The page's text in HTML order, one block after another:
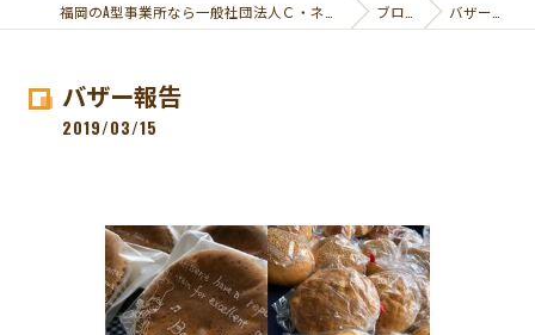
ブログ バザー報告
バザー報告
2019/03/15